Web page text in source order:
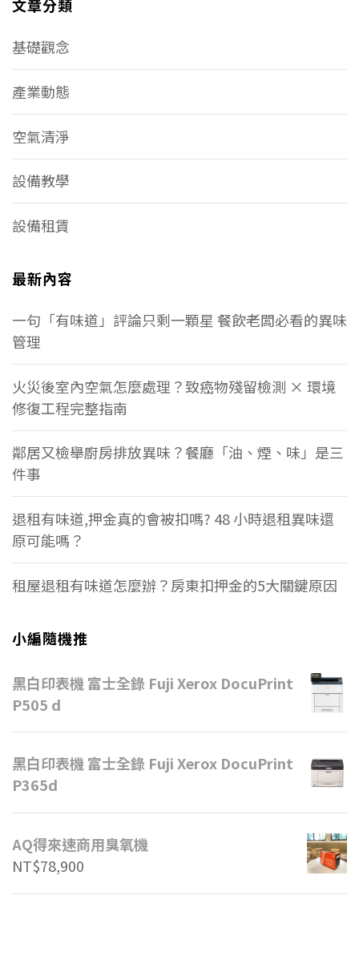
文章分類
基礎觀念
產業動態
空氣清淨
設備教學
設備租賃
最新內容
一句「有味道」評論只剩一顆星 餐飲老闆必看的異味
管理
火災後室內空氣怎麼處理？致癌物殘留檢測 × 環境
修復工程完整指南
鄰居又檢舉廚房排放異味？餐廳「油、煙、味」是三
件事
退租有味道,押金真的會被扣嗎? 48 小時退租異味還
原可能嗎？
租屋退租有味道怎麼辦？房東扣押金的5大關鍵原因
小編隨機推
黑白印表機 富士全錄 Fuji Xerox DocuPrint
P505 d
黑白印表機 富士全錄 Fuji Xerox DocuPrint
P365d
AQ得來速商用臭氧機
NT$78,900